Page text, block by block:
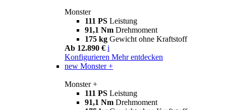
Monster
111 PS Leistung
91,1 Nm Drehmoment
175 kg Gewicht ohne Kraftstoff
Ab 12.890 € i
Konfigurieren Mehr entdecken
new Monster +
Monster +
111 PS Leistung
91,1 Nm Drehmoment